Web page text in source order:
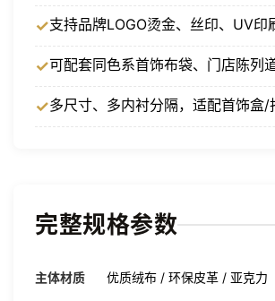
支持品牌LOGO烫金、丝印、UV印
可配套同色系首饰布袋、门店陈列
多尺寸、多内衬分隔，适配首饰盒
完整规格参数
主体材质 优质绒布 / 环保皮革 / 亚克力